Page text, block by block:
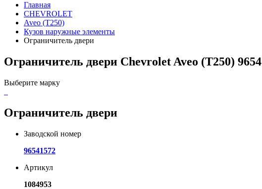
Главная
CHEVROLET
Aveo (T250)
Кузов наружные элементы
Ограничитель двери
Ограничитель двери Chevrolet Aveo (T250)
Выберите марку
Ограничитель двери
Заводской номер
96541572
Артикул
1084953